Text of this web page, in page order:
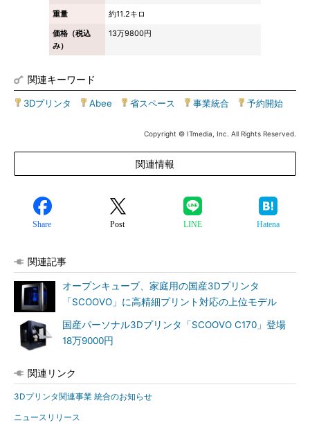
重量
約11.2キロ
価格（税込
み）
13万9800円
関連キーワード
3Dプリンタ Abee 省スペース 事業統合 予約開始
Copyright © ITmedia, Inc. All Rights Reserved.
関連情報
Share Post LINE Hatena
関連記事
オープンキューブ、家庭用の国産3Dプリンタ
「SCOOVO」に高精細プリント対応の上位モデル
国産パーソナル3Dプリンタ「SCOOVO C170」登場
18万9000円
関連リンク
3Dプリンタ関連事業 統合のお知らせ
ニュースリリース